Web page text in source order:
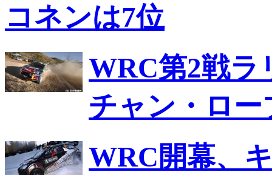
コネンは7位
WRC第2戦ラ
チャン・ロー
WRC開幕、